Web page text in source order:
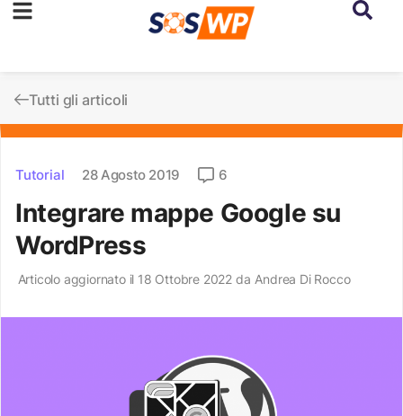
Tutti gli articoli
Tutorial 28 Agosto 2019 6
Integrare mappe Google su
WordPress
Articolo aggiornato il 18 Ottobre 2022 da Andrea Di Rocco